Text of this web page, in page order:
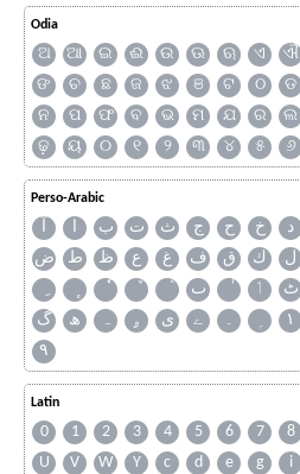
Odia
ଅ ଆ ଇ ଈ ଉ ଊ ଋ ଏ ଐ
ଙ
ଚ ଛ ଜ ଝ ଞ ଟ ଠ ଡ
ନ
ପ ଫ ବ ଭ ମ ଯ ର ଲ
ଢ଼
ୟ ୦ ୧ ୨ ୩ ୪ ୫ ୬
Perso-Arabic
آ ا ب ت ث ج ح خ د
ض
ط ظ ع غ ف ق ك ل
ٮ
ٲ ٹ
گ
ھ ہ ۄ ی ے ۔ ۱
۹
Latin
0 1 2 3 4 5 6 7 8
U
V W Y c d e g i